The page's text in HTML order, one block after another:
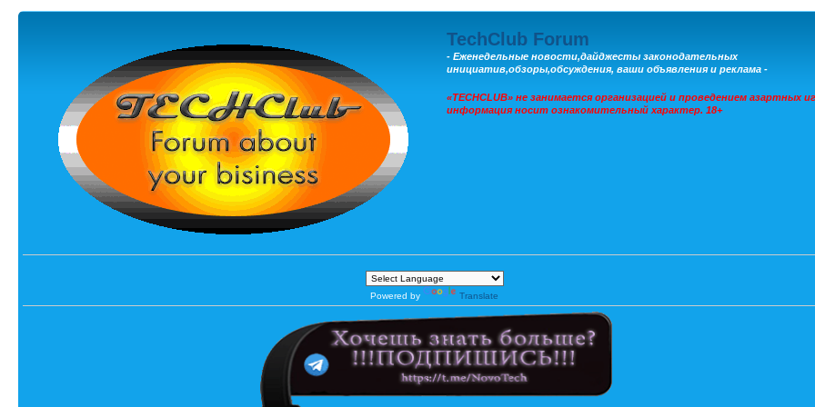
TechClub Forum
- Еженедельные новости,дайджесты законодательных
инициатив,обзоры,обсуждения, ваши объявления и реклама -
«TECHCLUB» не занимается организацией и проведением азартных
информация носит ознакомительный характер. 18+
Powered by Translate